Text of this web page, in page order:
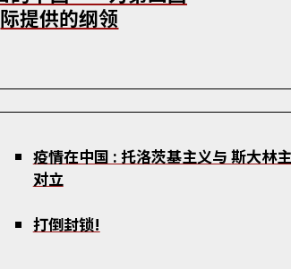
际提供的纲领
疫情在中国 : 托洛茨基主义与 斯大林
对立
打倒封锁!